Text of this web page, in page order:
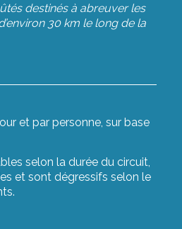
destinés à abreuver les
30 km le long de la
et par personne, sur base
selon la durée du circuit,
et sont dégressifs selon le